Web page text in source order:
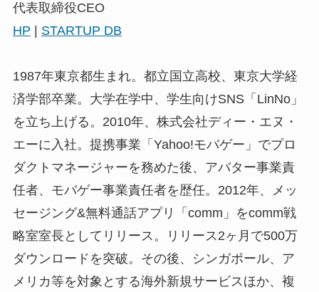
代表取締役CEO
HP
STARTUP DB
1987年東京都生まれ。都立国立高校、東京大学経
済学部卒業。大学在学中、学生向けSNS「LinNo」
を立ち上げる。2010年、株式会社ディー・エヌ・
エーに入社。提携事業「Yahoo!モバゲー」でプロ
ダクトマネージャーを務めた後、アバター事業責
任者、モバゲー事業責任者を歴任。2012年、メッ
セージング&無料通話アプリ「comm」をcomm戦
略室室長としてリリース。リリース2ヶ月で500万
ダウンロードを突破。その後、シンガポール、ア
メリカ等を対象とする海外新規サービスほか、複